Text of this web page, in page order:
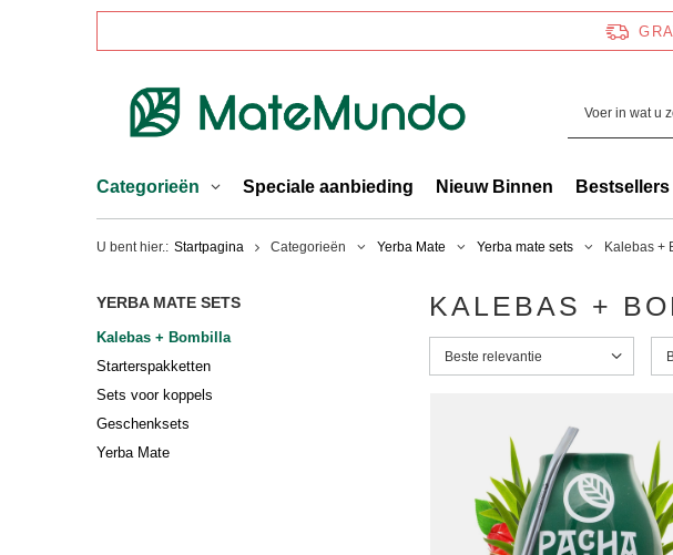
Categorieën Speciale aanbieding Nieuw Binnen Bestsellers
U bent hier.: Startpagina Categorieën Yerba Mate Yerba mate sets Kalebas +
YERBA MATE SETS
Kalebas + Bombilla
Starterspakketten
Sets voor koppels
Geschenksets
Yerba Mate
KALEBAS +
Sortering wijzigen
Beste relevantie